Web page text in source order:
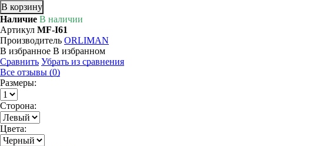
В корзину
Наличие В наличии
Артикул MF-I61
Производитель ORLIMAN
В избранное В избранном
Сравнить Убрать из сравнения
Все отзывы (0)
Размеры:
Сторона:
Цвета: